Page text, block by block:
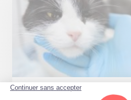
Vasculopathies chez le chat